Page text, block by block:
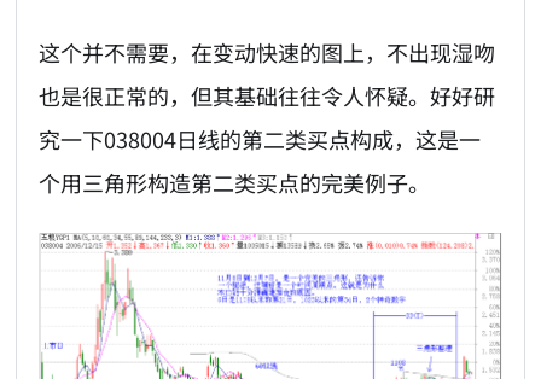
这个并不需要，在变动快速的图上，不出现湿吻
也是很正常的，但其基础往往令人怀疑。好好研
究一下038004日线的第二类买点构成，这是一
个用三角形构造第二类买点的完美例子。